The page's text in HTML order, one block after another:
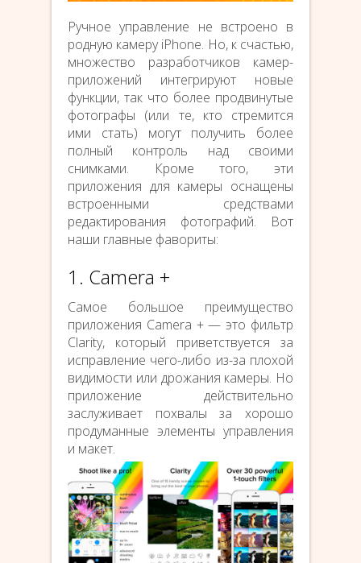
Ручное управление не встроено в
родную камеру iPhone. Но, к счастью,
множество разработчиков камер-
приложений интегрируют новые
функции, так что более продвинутые
фотографы (или те, кто стремится
ими стать) могут получить более
полный контроль над своими
снимками. Кроме того, эти
приложения для камеры оснащены
встроенными средствами
редактирования фотографий. Вот
наши главные фавориты:
1. Camera +
Самое большое преимущество
приложения Camera + — это фильтр
Clarity, который приветствуется за
исправление чего-либо из-за плохой
видимости или дрожания камеры. Но
приложение действительно
заслуживает похвалы за хорошо
продуманные элементы управления
и макет.